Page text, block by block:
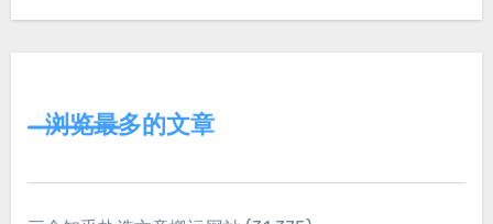
浏览最多的文章